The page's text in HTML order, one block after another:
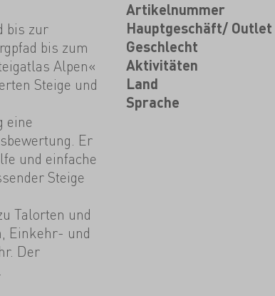
bis zur
bis zum
Alpen«
Steige und
eine
Er
und einfache
Steige
Talorten und
Einkehr- und
Der
Artikelnummer
Hauptgeschäft/ Outlet
Geschlecht
Aktivitäten
Land
Sprache